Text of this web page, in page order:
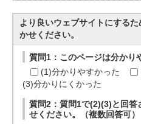
より良いウェブサイトにする
かせください。
質問1：このページは分かり
(1)分かりやすかった
(3)分かりにくかった
質問2：質問1で(2)(3)と回答
せください。（複数回答可）